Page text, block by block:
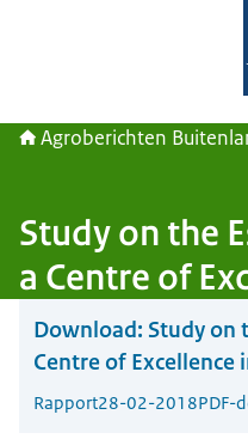
Agroberichten
Study on the
a Centre of
Download: Study on
Centre of Excellence
Rapport28-02-2018PDF-